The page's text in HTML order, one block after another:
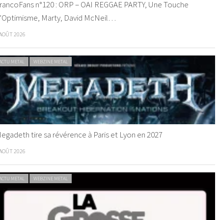
n°120 : ORP – OAI REGGAE PARTY, Une Touche
Marty, David McNeil…
2026
METAL WEBZINE METAL
tire sa révérence à Paris et Lyon en 2027
2026
METAL WEBZINE METAL